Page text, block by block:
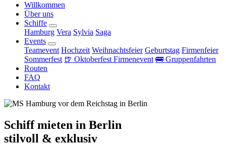
Willkommen
Über uns
Schiffe
Hamburg Vera Sylvia Saga
Events
Teamevent Hochzeit Weihnachtsfeier Geburtstag Firmenfeier
Sommerfest 🍺 Oktoberfest Firmenevent 🚌 Gruppenfahrten
Routen
FAQ
Kontakt
Schiff mieten in Berlin
stilvoll & exklusiv